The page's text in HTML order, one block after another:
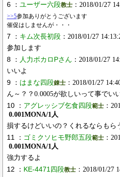
6 ： ユーザー六段教士 ：2018/01/27
>>5参加ありがとうございます
催促はしませんが・・・
7 ： キム次長初段 ：2018/01/27
参加します
8 ： 人力ボカロPさん ：2018/01/27
いいよ
9 ： はまな四段錬士 ：2018/01/27
ん～？？0.0005が欲しいって事でい
10 ： アグレッシブ乞食四段範士 ：
0.001MONA/1人
損するけどいいの？くれるならもら
11 ： ゴミクソヒモ野郎五段範士 ：
0.001MONA/1人
強力するよ
12 ： KE-4471四段教士 ：2018/01/27